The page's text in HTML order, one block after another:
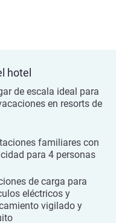
hotel
de escala ideal para
en resorts de
familiares con
para 4 personas
de carga para
eléctricos y
vigilado y